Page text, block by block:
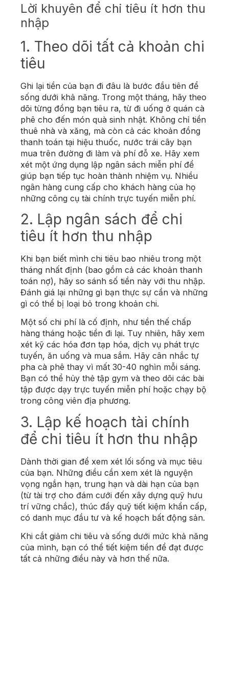
Lời khuyên để chi tiêu ít hơn thu
nhập
1. Theo dõi tất cả khoản chi
tiêu
Ghi lại tiền của bạn đi đâu là bước đầu tiên để
sống dưới khả năng. Trong một tháng, hãy theo
dõi từng đồng bạn tiêu ra, từ đi uống ở quán cà
phê cho đến món quà sinh nhật. Không chỉ tiền
thuê nhà và xăng, mà còn cả các khoản đồng
thanh toán tại hiệu thuốc, nước trái cây bạn
mua trên đường đi làm và phí đỗ xe. Hãy xem
xét một ứng dụng lập ngân sách miễn phí để
giúp bạn tiếp tục hoàn thành nhiệm vụ. Nhiều
ngân hàng cung cấp cho khách hàng của họ
những công cụ tài chính trực tuyến miễn phí.
2. Lập ngân sách để chi
tiêu ít hơn thu nhập
Khi bạn biết mình chi tiêu bao nhiêu trong một
tháng nhất định (bao gồm cả các khoản thanh
toán nợ), hãy so sánh số tiền này với thu nhập.
Đánh giá lại những gì bạn thực sự cần và những
gì có thể bị loại bỏ trong khoản chi.
Một số chi phí là cố định, như tiền thế chấp
hàng tháng hoặc tiền đi lại. Tuy nhiên, hãy xem
xét kỹ các hóa đơn tạp hóa, dịch vụ phát trực
tuyến, ăn uống và mua sắm. Hãy cân nhắc tự
pha cà phê thay vì mất 30-40 nghìn mỗi sáng.
Bạn có thể hủy thẻ tập gym và theo dõi các bài
tập được dạy trực tuyến miễn phí hoặc chạy bộ
trong công viên địa phương.
3. Lập kế hoạch tài chính
để chi tiêu ít hơn thu nhập
Dành thời gian để xem xét lối sống và mục tiêu
của bạn. Những điều cần xem xét là nguyện
vọng ngắn hạn, trung hạn và dài hạn của bạn
(từ tài trợ cho đám cưới đến xây dựng quỹ hưu
trí vững chắc), thúc đẩy quỹ tiết kiệm khẩn cấp,
có danh mục đầu tư và kế hoạch bất động sản.
Khi cắt giảm chi tiêu và sống dưới mức khả năng
của mình, bạn có thể tiết kiệm tiền để đạt được
tất cả những điều này và hơn thế nữa.